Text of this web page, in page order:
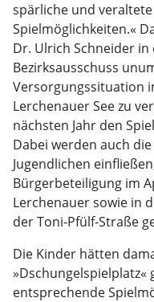
spärliche und
Spielmöglichkeiten.«
Dr. Ulrich Schneider
Bezirksausschuss
Versorgungssituation
Lerchenauer See zu
nächsten Jahr den
Dabei werden auch
Jugendlichen
Bürgerbeteiligung im
Lerchenauer sowie in
der Toni-Pfülf-Straße
Die Kinder hätten
»Dschungelspielplatz«
entsprechende